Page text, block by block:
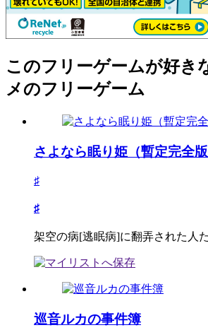
このフリーゲームが好き
メのフリーゲーム
さよなら眠り姫（暫定完全版
♯
♯
架空の病[逃眠病]に翻弄された人
巡音ルカの事件簿